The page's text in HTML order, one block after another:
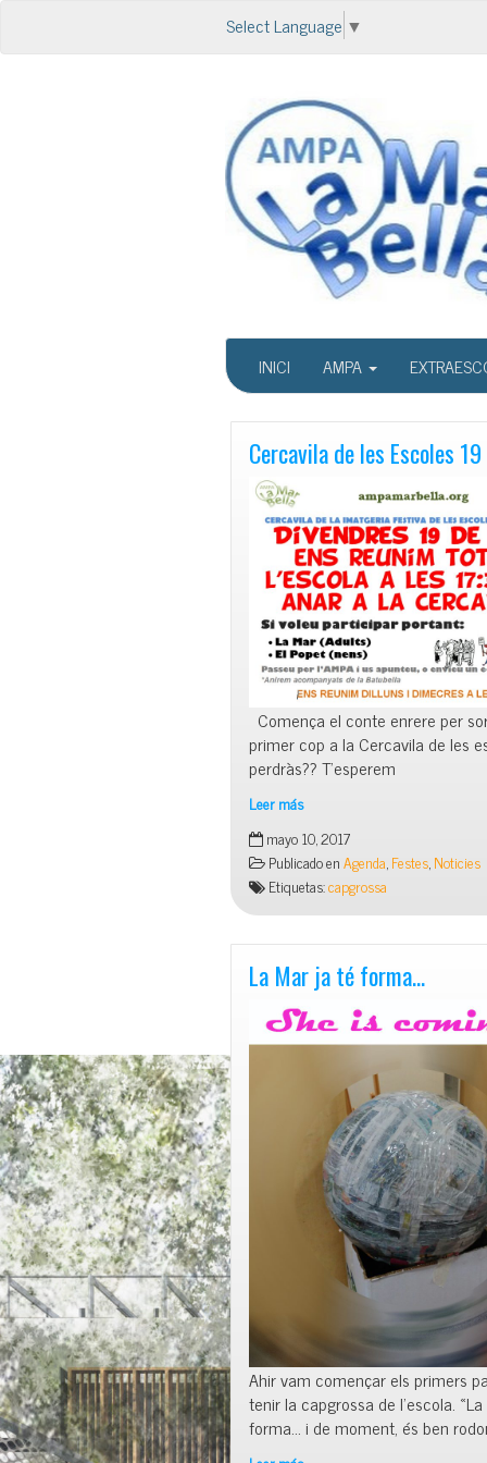
Select Language ▼
INICI AMPA
Cercavila de les Escoles
Comença el conte enrere per
primer cop a la Cercavila de les
perdràs?? T’esperem
Leer más
Cercavila
de
les
Escoles
19
de
Maig
mayo 10, 2017
Publicado enAgenda,Festes,Noticies
Etiquetas:capgrossa
La Mar ja té forma…
Ahir vam començar els primers
tenir la capgrossa de l’escola.
forma… i de moment, és ben